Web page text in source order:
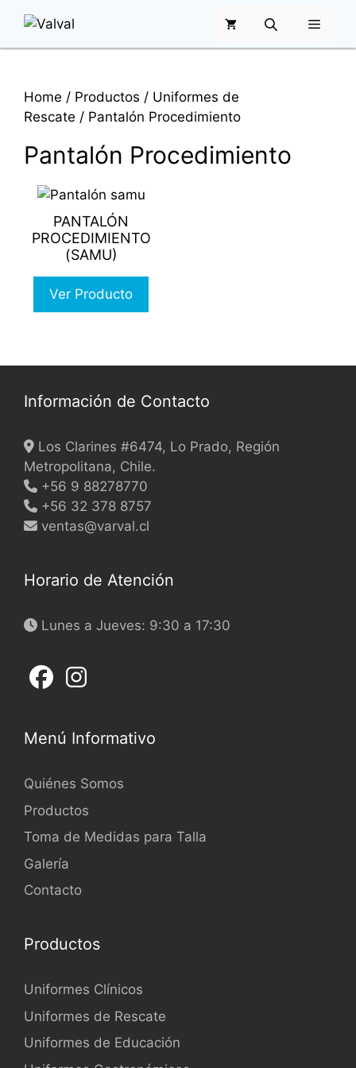
contenido
MENÚ
Home / Productos / Uniformes de
Rescate / Pantalón Procedimiento
Pantalón Procedimiento
PANTALÓN
PROCEDIMIENTO
(SAMU)
Ver Producto
This
product
has
multiple
variants.
options
on
page
Información de Contacto
Los Clarines #6474, Lo Prado, Región
Metropolitana, Chile.
+56 9 88278770
+56 32 378 8757
ventas@varval.cl
Horario de Atención
Lunes a Jueves: 9:30 a 17:30
Menú Informativo
Quiénes Somos
Productos
Toma de Medidas para Talla
Galería
Contacto
Productos
Uniformes Clínicos
Uniformes de Rescate
Uniformes de Educación